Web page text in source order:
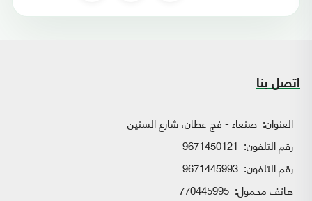
اتصل بنا
العنوان: صنعاء - فج عطان، شارع الستين
رقم التلفون: 9671450121
رقم التلفون: 9671445993
هاتف محمول: 770445995